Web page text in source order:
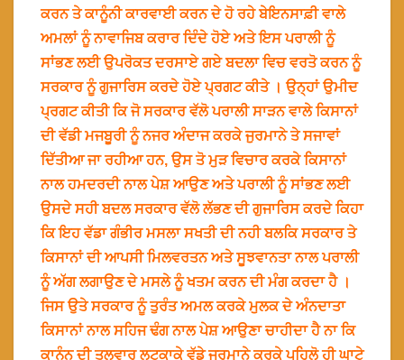
ਕਰਨ ਤੇ ਕਾਨੂੰਨੀ ਕਾਰਵਾਈ ਕਰਨ ਦੇ ਹੋ ਰਹੇ ਬੇਇਨਸਾਫ਼ੀ ਵਾਲੇ
ਅਮਲਾਂ ਨੂੰ ਨਾਵਾਜਿਬ ਕਰਾਰ ਦਿੰਦੇ ਹੋਏ ਅਤੇ ਇਸ ਪਰਾਲੀ ਨੂੰ
ਸਾਂਭਣ ਲਈ ਉਪਰੋਕਤ ਦਰਸਾਏ ਗਏ ਬਦਲਾ ਵਿਚ ਵਰਤੋ ਕਰਨ ਨੂੰ
ਸਰਕਾਰ ਨੂੰ ਗੁਜਾਰਿਸ ਕਰਦੇ ਹੋਏ ਪ੍ਰਗਟ ਕੀਤੇ । ਉਨ੍ਹਾਂ ਉਮੀਦ
ਪ੍ਰਗਟ ਕੀਤੀ ਕਿ ਜੋ ਸਰਕਾਰ ਵੱਲੋ ਪਰਾਲੀ ਸਾੜਨ ਵਾਲੇ ਕਿਸਾਨਾਂ
ਦੀ ਵੱਡੀ ਮਜਬੂਰੀ ਨੂੰ ਨਜਰ ਅੰਦਾਜ ਕਰਕੇ ਜੁਰਮਾਨੇ ਤੇ ਸਜਾਵਾਂ
ਦਿੱਤੀਆ ਜਾ ਰਹੀਆ ਹਨ, ਉਸ ਤੋ ਮੁੜ ਵਿਚਾਰ ਕਰਕੇ ਕਿਸਾਨਾਂ
ਨਾਲ ਹਮਦਰਦੀ ਨਾਲ ਪੇਸ਼ ਆਉਣ ਅਤੇ ਪਰਾਲੀ ਨੂੰ ਸਾਂਭਣ ਲਈ
ਉਸਦੇ ਸਹੀ ਬਦਲ ਸਰਕਾਰ ਵੱਲੋ ਲੱਭਣ ਦੀ ਗੁਜਾਰਿਸ ਕਰਦੇ ਕਿਹਾ
ਕਿ ਇਹ ਵੱਡਾ ਗੰਭੀਰ ਮਸਲਾ ਸਖਤੀ ਦੀ ਨਹੀ ਬਲਕਿ ਸਰਕਾਰ ਤੇ
ਕਿਸਾਨਾਂ ਦੀ ਆਪਸੀ ਮਿਲਵਰਤਨ ਅਤੇ ਸੂਝਵਾਨਤਾ ਨਾਲ ਪਰਾਲੀ
ਨੂੰ ਅੱਗ ਲਗਾਉਣ ਦੇ ਮਸਲੇ ਨੂੰ ਖਤਮ ਕਰਨ ਦੀ ਮੰਗ ਕਰਦਾ ਹੈ ।
ਜਿਸ ਉਤੇ ਸਰਕਾਰ ਨੂੰ ਤੁਰੰਤ ਅਮਲ ਕਰਕੇ ਮੁਲਕ ਦੇ ਅੰਨਦਾਤਾ
ਕਿਸਾਨਾਂ ਨਾਲ ਸਹਿਜ ਢੰਗ ਨਾਲ ਪੇਸ਼ ਆਉਣਾ ਚਾਹੀਦਾ ਹੈ ਨਾ ਕਿ
ਕਾਨੂੰਨ ਦੀ ਤਲਵਾਰ ਲਟਕਾਕੇ ਵੱਡੇ ਜੁਰਮਾਨੇ ਕਰਕੇ ਪਹਿਲੋ ਹੀ ਘਾਟੇ